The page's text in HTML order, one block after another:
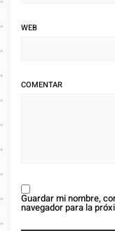
WEB
COMENTAR
Guardar mi nombre,
navegador para la